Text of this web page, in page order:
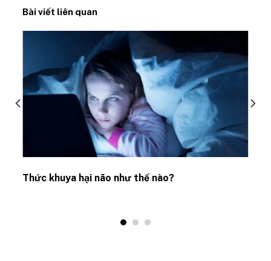
Bài viết liên quan
Thức khuya hại não như thế nào?